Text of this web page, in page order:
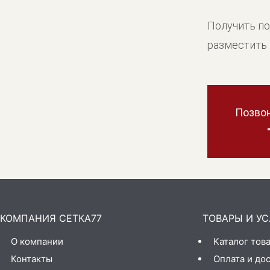
Получить
КОМПАНИЯ СЕТКА77
О компании
Контакты
ТОВАРЫ И
Каталог
Оплата и